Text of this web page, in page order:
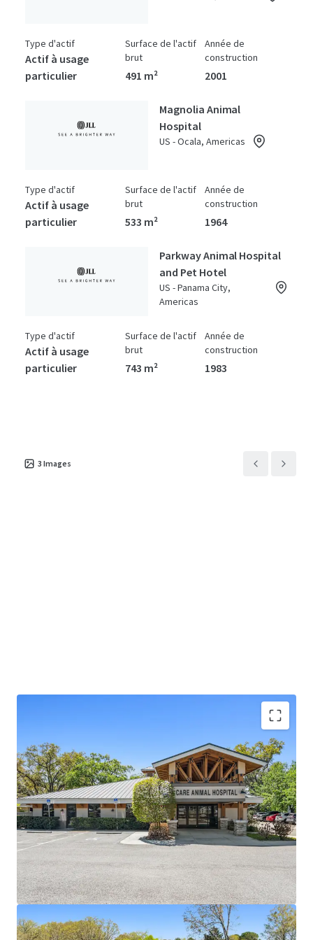
Type d'actif
Actif à usage
particulier
Surface de l'actif
brut
491 m²
Année de
construction
2001
Magnolia Animal
Hospital
US - Ocala, Americas
Type d'actif
Actif à usage
particulier
Surface de l'actif
brut
533 m²
Année de
construction
1964
Parkway Animal Hospital
and Pet Hotel
US - Panama City,
Americas
Type d'actif
Actif à usage
particulier
Surface de l'actif
brut
743 m²
Année de
construction
1983
Heart of Florida Animal
Type d'actif
Actif à usage
particulier
Surface de l'actif
brut
861 m²
Année de
construction
1950
3 Images
±7.5-year absolute NNN master lease with 2.00%
annual rent escalations (or 1.25x CPI) and four 5-
year renewal options
150+ location veterinary platform with $407.6
million in revenue (FY2025) and $79.4 million in
EBITDAR
Premier PE sponsorship from Oak Hill Capital
managing over $16 billion in commitments with
deep veterinary services expertise
Joint and several guaranty structure across three
AVG entities eliminating cross-default risk and